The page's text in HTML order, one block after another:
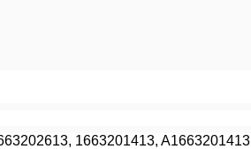
1663201413, A1663201413